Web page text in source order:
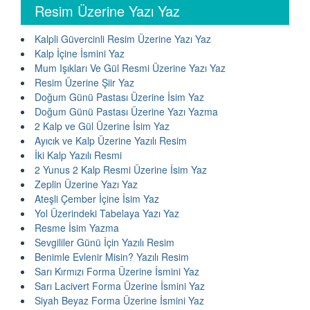
Resim Üzerine Yazı Yaz
Kalpli Güvercinli Resim Üzerine Yazı Yaz
Kalp İçine İsmini Yaz
Mum Işıkları Ve Gül Resmi Üzerine Yazı Yaz
Resim Üzerine Şiir Yaz
Doğum Günü Pastası Üzerine İsim Yaz
Doğum Günü Pastası Üzerine Yazı Yazma
2 Kalp ve Gül Üzerine İsim Yaz
Ayıcık ve Kalp Üzerine Yazılı Resim
İki Kalp Yazılı Resmi
2 Yunus 2 Kalp Resmi Üzerine İsim Yaz
Zeplin Üzerine Yazı Yaz
Ateşli Çember İçine İsim Yaz
Yol Üzerindeki Tabelaya Yazı Yaz
Resme İsim Yazma
Sevgililer Günü İçin Yazılı Resim
Benimle Evlenir Misin? Yazılı Resim
Sarı Kırmızı Forma Üzerine İsmini Yaz
Sarı Lacivert Forma Üzerine İsmini Yaz
Siyah Beyaz Forma Üzerine İsmini Yaz